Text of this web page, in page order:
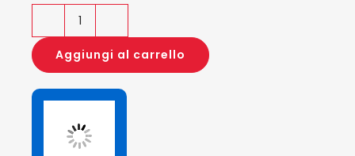
Trasformazione
digitale
e
competitività
quantità
Aggiungi al carrello